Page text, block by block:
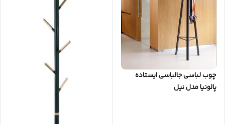
چوب لباسی جالباسی ایستاده
پالونیا مدل نیل